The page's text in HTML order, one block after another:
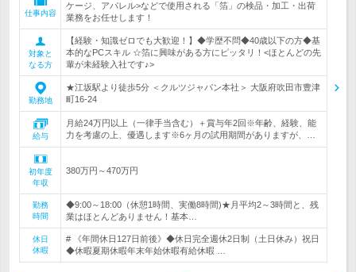
仕事内容
ケージ、アパレル>などで使用される「箔」の検品・加工・出荷
業務をお任せします！
対象と
なる方
【経験・知識ゼロでも大歓迎！】◆学歴不問◆40歳以下の方◆基
本的なPCスキル ☆箔に興味がある方にピッタリ！<ほとんどの先
輩が未経験入社です♪>
勤務地
★江坂駅より徒歩5分 ＜クルツジャパン本社＞ 大阪府吹田市豊津
町16-24
給与
月給24万円以上（一律手当含む）＋賞与年2回※年齢、経験、能
力を考慮の上、優遇します※6ヶ月の試用期間がありますが、…
初年度
年収
380万円～470万円
勤務
時間
◆9:00～18:00（休憩1時間、実働8時間)★月平均2～3時間と、残
業はほとんどありません！基本…
休日
休暇
# 《年間休日127日前後》◆休日完全週休2日制（土日休み）祝日
◆休暇夏期休暇年末年始休暇有給休暇 …